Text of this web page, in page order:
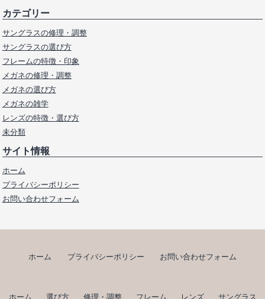
カテゴリー
サングラスの修理・調整
サングラスの選び方
フレームの特徴・印象
メガネの修理・調整
メガネの選び方
メガネの雑学
レンズの特徴・選び方
未分類
サイト情報
ホーム
プライバシーポリシー
お問い合わせフォーム
ホーム プライバシーポリシー お問い合わせフォーム
ホーム 選び方 修理・調整 フレーム レンズ サングラス